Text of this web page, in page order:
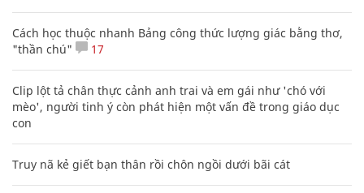
Cách học thuộc nhanh Bảng công thức lượng giác bằng thơ,
"thần chú"
17
Clip lột tả chân thực cảnh anh trai và em gái như 'chó với
mèo', người tinh ý còn phát hiện một vấn đề trong giáo dục
con
Truy nã kẻ giết bạn thân rồi chôn ngồi dưới bãi cát